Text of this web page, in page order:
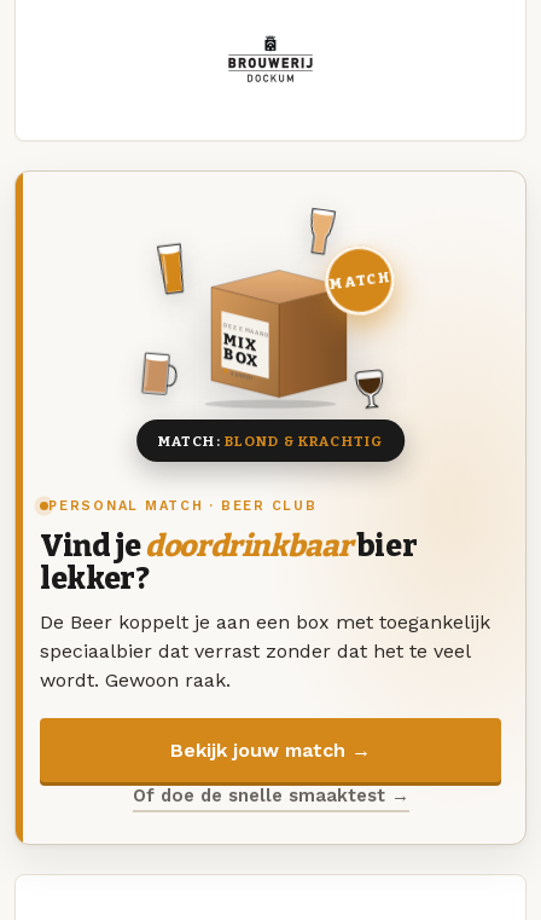
PERSONAL MATCH · BEER CLUB
Vind jedoordrinkbaarbier
lekker?
De Beer koppelt je aan een box met toegankelijk
speciaalbier dat verrast zonder dat het te veel
wordt. Gewoon raak.
Bekijk jouw match →
Of doe de snelle smaaktest →
DEZE MAAND
MIX
BOX
8 BIEREN
MATCH
MATCH: BLOND & KRACHTIG